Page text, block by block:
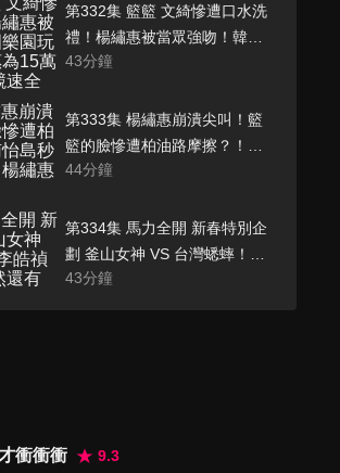
第332集 籃籃 文綺慘遭口水洗
禮！楊繡惠被當眾強吻！韓國
樂園玩到失控！楊繡惠為15萬
43分鐘
第333集 楊繡惠崩潰尖叫！籃
籃的臉慘遭柏油路摩擦？！南
怡島秒變極限挑戰場！楊繡惠
44分鐘
第334集 馬力全開 新春特別企
劃 釜山女神 VS 台灣蟋蟀！李
皓禎劍道初體驗 竟然還有「橄
43分鐘
第336集 無尊勇闖秘境 突破身
衝衝衝
9.3